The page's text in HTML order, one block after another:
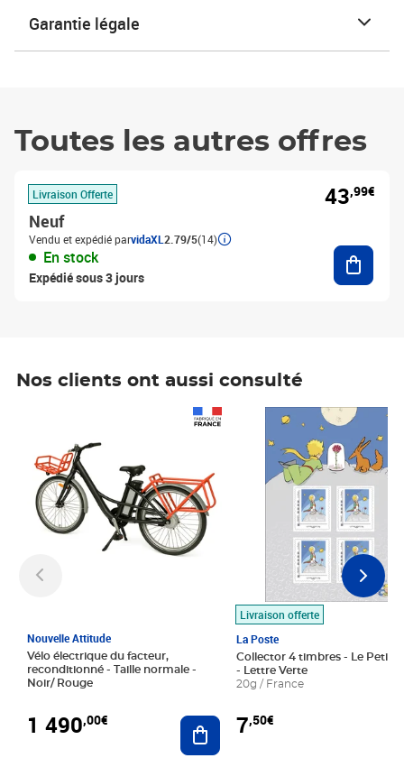
Garantie légale
Toutes les autres offres
Livraison Offerte
Neuf
Vendu et expédié parvidaXL 2.79/5(14)
En stock
Expédié sous 3 jours
43,99€
Nos clients ont aussi consulté
Nouvelle Attitude
Vélo électrique du facteur,
reconditionné - Taille normale -
Noir/ Rouge
1 490,00€ Ajouter au panier
Livraison offerte
La Poste
Collector 4 timbres - Le Petit
- Lettre Verte
20g / France
7,50€
Prix 7,50€